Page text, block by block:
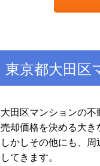
東京都大田区
大田区マンションの不
売却価格を決める大き
しかしその他にも、
してきます。